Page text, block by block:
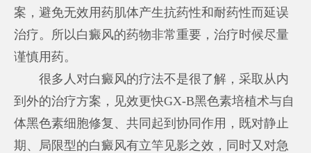
案，避免无效用药肌体产生抗药性和耐药性而延误
治疗。所以白癜风的药物非常重要，治疗时候尽量
谨慎用药。
很多人对白癜风的疗法不是很了解，采取从内
到外的治疗方案，见效更快GX-B黑色素培植术与自
体黑色素细胞修复、共同起到协同作用，既对静止
期、局限型的白癜风有立竿见影之效，同时又对急